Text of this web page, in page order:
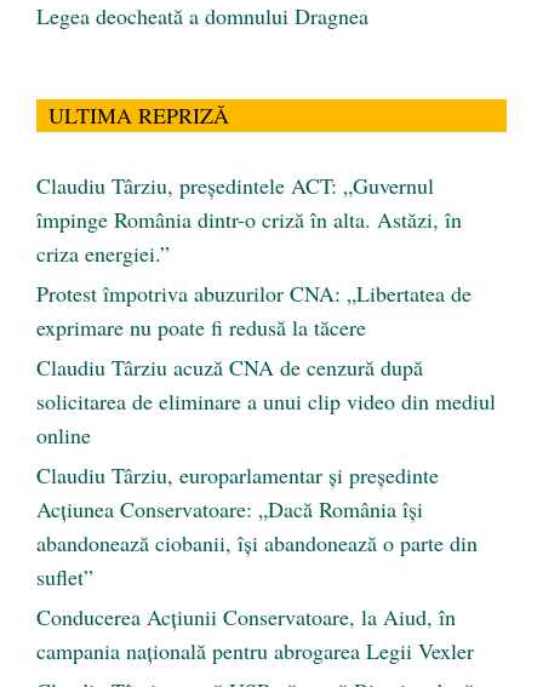
Legea deocheată a domnului Dragnea
ULTIMA REPRIZĂ
Claudiu Târziu, președintele ACT: „Guvernul
împinge România dintr-o criză în alta. Astăzi, în
criza energiei.”
Protest împotriva abuzurilor CNA: „Libertatea de
exprimare nu poate fi redusă la tăcere
Claudiu Târziu acuză CNA de cenzură după
solicitarea de eliminare a unui clip video din mediul
online
Claudiu Târziu, europarlamentar și președinte
Acțiunea Conservatoare: „Dacă România își
abandonează ciobanii, își abandonează o parte din
suflet”
Conducerea Acțiunii Conservatoare, la Aiud, în
campania națională pentru abrogarea Legii Vexler